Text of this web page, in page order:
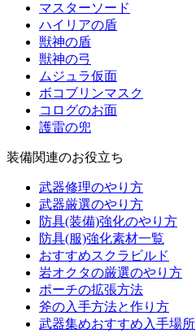
マスターソード
ハイリアの盾
獣神の盾
獣神の弓
ムジュラ仮面
ボコブリンマスク
コログのお面
護雷の兜
装備関連のお役立ち
武器修理のやり方
武器厳選のやり方
防具(装備)強化のやり方
防具(服)強化素材一覧
おすすめスクラビルド
岩オクタの厳選のやり方
ポーチの拡張方法
斧の入手方法と作り方
武器集めおすすめ入手場所